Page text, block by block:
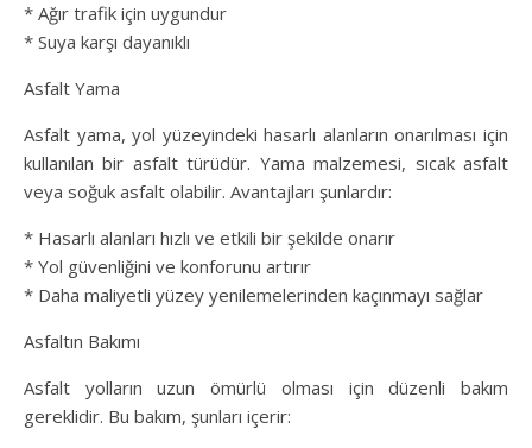
* Ağır trafik için uygundur
* Suya karşı dayanıklı
Asfalt Yama
Asfalt yama, yol yüzeyindeki hasarlı alanların onarılması için
kullanılan bir asfalt türüdür. Yama malzemesi, sıcak asfalt
veya soğuk asfalt olabilir. Avantajları şunlardır:
* Hasarlı alanları hızlı ve etkili bir şekilde onarır
* Yol güvenliğini ve konforunu artırır
* Daha maliyetli yüzey yenilemelerinden kaçınmayı sağlar
Asfaltın Bakımı
Asfalt yolların uzun ömürlü olması için düzenli bakım
gereklidir. Bu bakım, şunları içerir: